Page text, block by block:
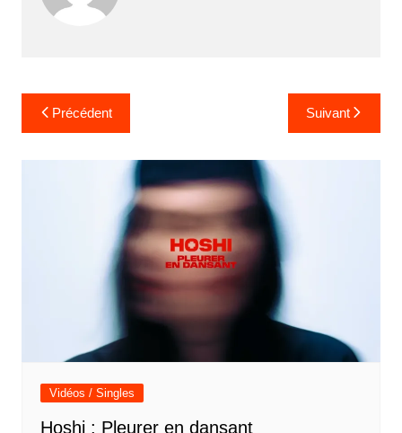
Navigation
de
l’article
Précédent Suivant
Vidéos / Singles
Hoshi : Pleurer en dansant